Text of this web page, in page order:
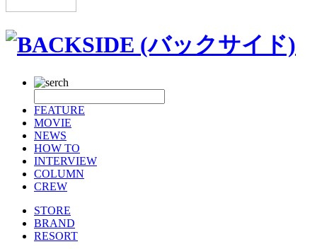
FEATURE
MOVIE
NEWS
HOW TO
INTERVIEW
COLUMN
CREW
STORE
BRAND
RESORT